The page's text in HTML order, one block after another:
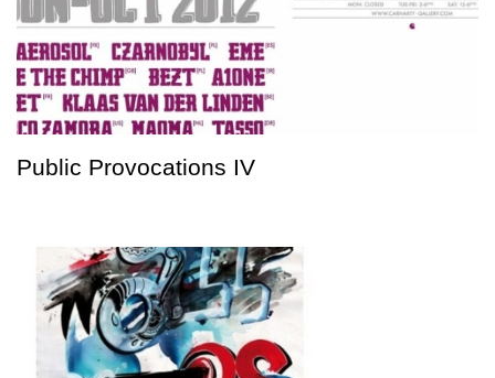
Public Provocations IV